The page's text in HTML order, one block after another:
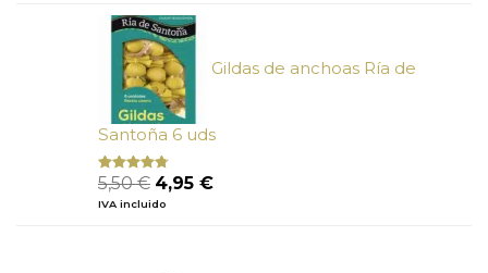
era:
6,73 €.
Gildas de anchoas Ría de
Santoña 6 uds
Valorado
con
de 5
5,50€ El
precio
4,95 €El
IVA incluido